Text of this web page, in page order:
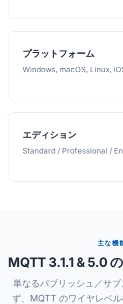
プラットフォーム
Windows, macOS, Linux,
エディション
Standard / Professional /
主な機
MQTT 3.1.1 & 5.0
単なるパブリッシュ／サ
ず、MQTT のワイヤレベ